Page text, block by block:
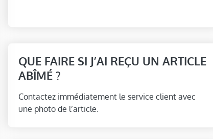
QUE FAIRE SI J’AI REÇU UN ARTICLE
ABÎMÉ ?
Contactez immédiatement le service client avec
une photo de l’article.